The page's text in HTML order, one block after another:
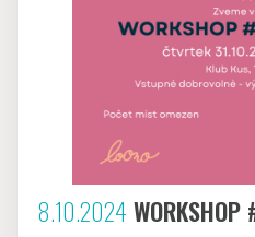
8.10.2024 WORKSHOP